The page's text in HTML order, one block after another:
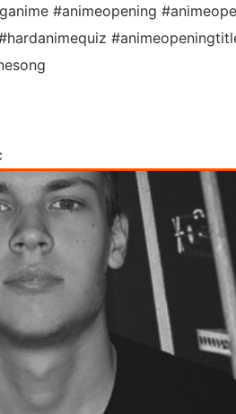
#animeopening